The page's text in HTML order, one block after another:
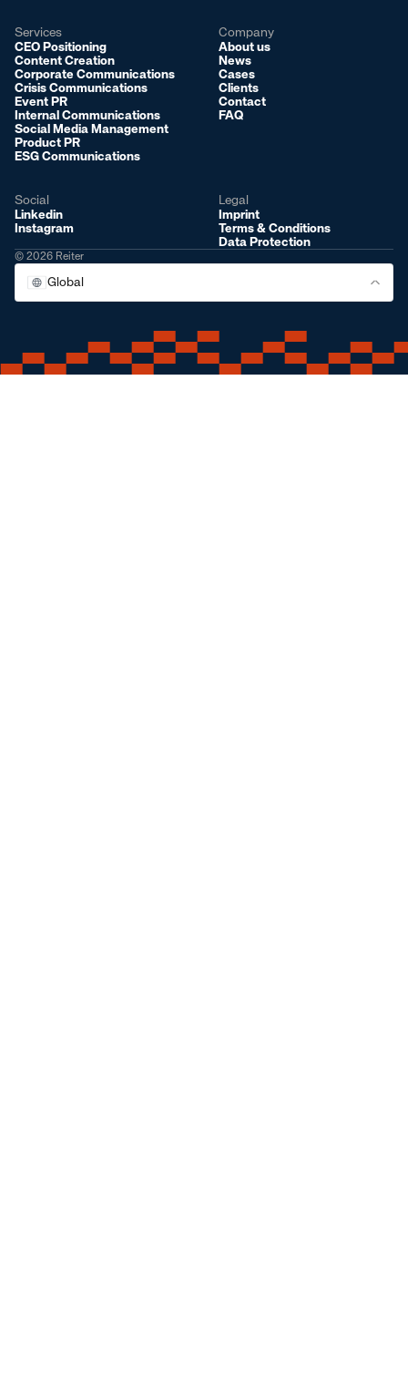
Services
CEO Positioning
Content Creation
Corporate Communications
Crisis Communications
Event PR
Internal Communications
Social Media Management
Product PR
ESG Communications
Company
About us
News
Cases
Clients
Contact
FAQ
Social
Linkedin
Instagram
Legal
Imprint
Terms & Conditions
Data Protection
© 2026 Reiter
Global